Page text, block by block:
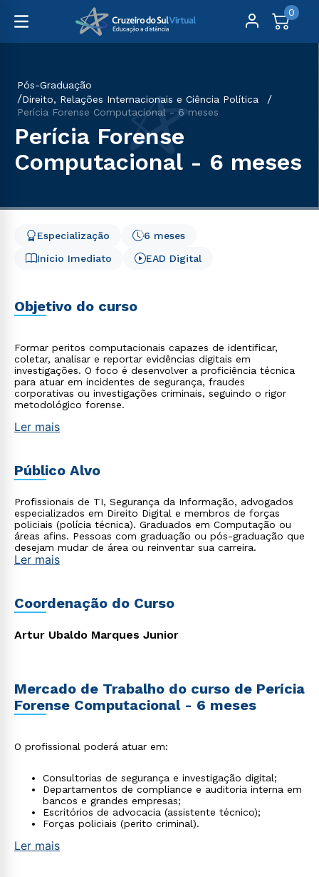
0
Pós-Graduação
Direito, Relações Internacionais e Ciência Política
Perícia Forense Computacional - 6 meses
Perícia Forense
Computacional - 6 meses
Início Imediato
6 meses
Especialização
EAD Digital
Objetivo do curso
Formar peritos computacionais capazes de identificar,
coletar, analisar e reportar evidências digitais em
investigações. O foco é desenvolver a proficiência técnica
para atuar em incidentes de segurança, fraudes
corporativas ou investigações criminais, seguindo o rigor
metodológico forense.
Ler mais
Público Alvo
Profissionais de TI, Segurança da Informação, advogados
especializados em Direito Digital e membros de forças
policiais (polícia técnica). Graduados em Computação ou
áreas afins. Pessoas com graduação ou pós-graduação que
desejam mudar de área ou reinventar sua carreira.
Ler mais
Coordenação do Curso
Artur Ubaldo Marques Junior
Mercado de Trabalho do curso de Perícia
Forense Computacional - 6 meses
O profissional poderá atuar em:
Consultorias de segurança e investigação digital;
Departamentos de compliance e auditoria interna em
bancos e grandes empresas;
Escritórios de advocacia (assistente técnico);
Forças policiais (perito criminal).
Ler mais